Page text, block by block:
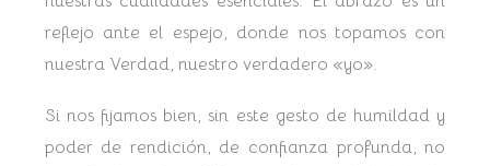
reflejo ante el espejo, donde nos topamos con
nuestra Verdad, nuestro verdadero «yo».
Si nos fijamos bien, sin este gesto de humildad y
poder de rendición, de confianza profunda, no